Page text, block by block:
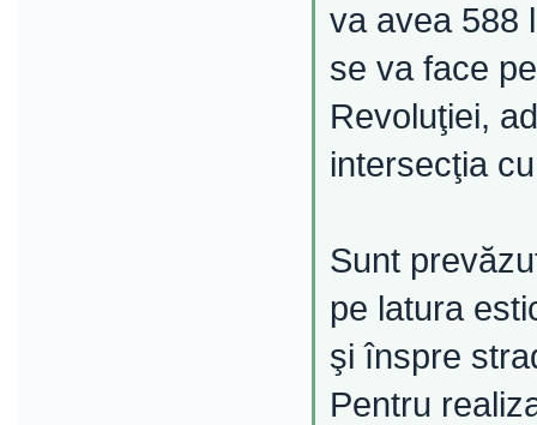
va avea 588
se va face
Revoluţiei,
intersecţia
Sunt
pe latura
şi înspre
Pentru